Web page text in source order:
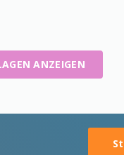
ANZEIGEN